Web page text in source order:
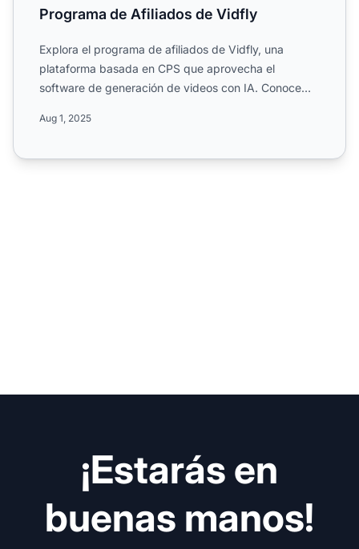
Programa de Afiliados de Vidfly
Explora el programa de afiliados de Vidfly, una
plataforma basada en CPS que aprovecha el
software de generación de videos con IA. Conoce
Aug 1, 2025
¡Estarás en
buenas manos!